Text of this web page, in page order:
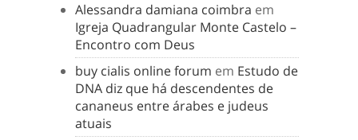
Alessandra damiana coimbra em
Igreja Quadrangular Monte Castelo –
Encontro com Deus
buy cialis online forum em Estudo de
DNA diz que há descendentes de
cananeus entre árabes e judeus
atuais